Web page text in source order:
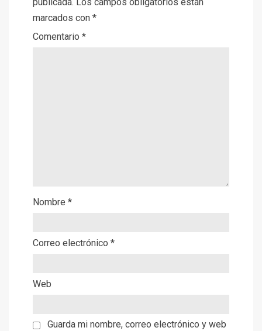
publicada. Los campos obligatorios están
marcados con *
Comentario *
Nombre *
Correo electrónico *
Web
Guarda mi nombre, correo electrónico y web